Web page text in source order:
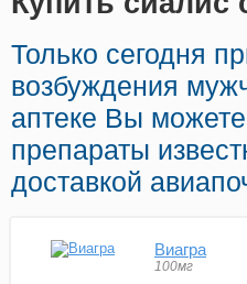
Только сегодня
возбуждения
аптеке Вы
препараты
доставкой
Виагра
100мг